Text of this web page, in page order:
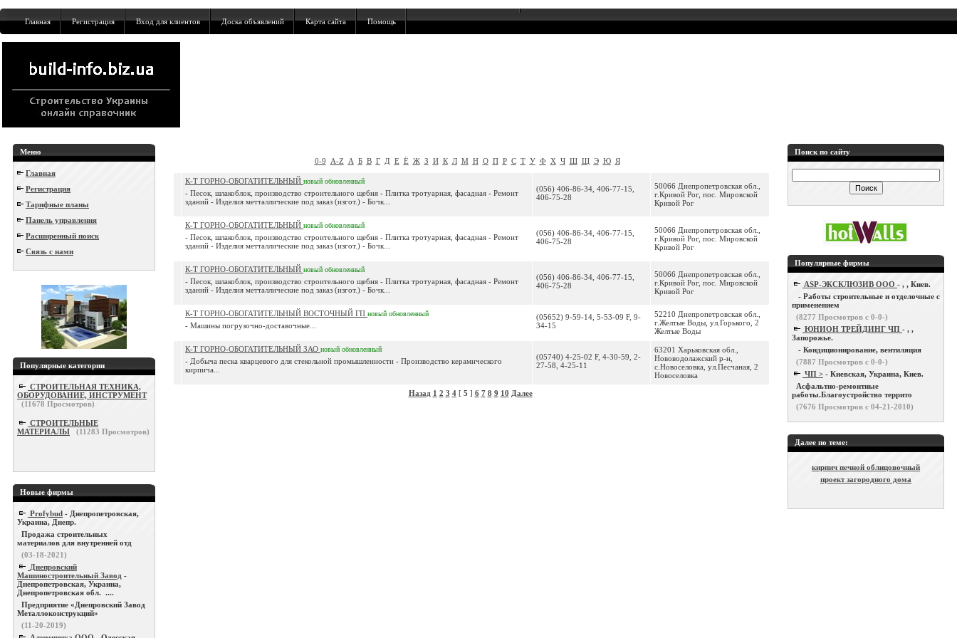
Главная Регистрация Вход для клиентов Доска объявлений Карта сайта Помощь
Меню
Главная
Регистрация
Тарифные планы
Панель управления
Расширенный поиск
Связь с нами
Популярные категории
СТРОИТЕЛЬНАЯ ТЕХНИКА,
ОБОРУДОВАНИЕ, ИНСТРУМЕНТ
(11678 Просмотров)
СТРОИТЕЛЬНЫЕ
МАТЕРИАЛЫ
(11283 Просмотров)
Новые фирмы
Profybud - Днепропетровская,
Украина, Днепр.
Продажа строительных
материалов для внутренней отд
(03-18-2021)
Днепровский
Машиностроительный Завод -
Днепропетровская, Украина,
Днепропетровская обл. ....
Предприятие «Днепровский Завод
Металлоконструкций»
(11-20-2019)
0-9 A-Z А Б В Г Д Е Ё Ж З И К Л М Н О П Р С Т У Ф Х Ч Ш Щ Э Ю Я
К-Т ГОРНО-ОБОГАТИТЕЛЬНЫЙ новый обновленный
- Песок, шлакоблок, производство строительного щебня - Плитка тротуарная, фасадная - Ремонт
зданий - Изделия метталлические под заказ (изгот.) - Бочк...
(056) 406-86-34, 406-77-15,
406-75-28
50066 Днепропетровская обл.,
г.Кривой Рог, пос. Мировской
Кривой Рог
К-Т ГОРНО-ОБОГАТИТЕЛЬНЫЙ новый обновленный
- Песок, шлакоблок, производство строительного щебня - Плитка тротуарная, фасадная - Ремонт
зданий - Изделия метталлические под заказ (изгот.) - Бочк...
(056) 406-86-34, 406-77-15,
406-75-28
50066 Днепропетровская обл.,
г.Кривой Рог, пос. Мировской
Кривой Рог
К-Т ГОРНО-ОБОГАТИТЕЛЬНЫЙ новый обновленный
- Песок, шлакоблок, производство строительного щебня - Плитка тротуарная, фасадная - Ремонт
зданий - Изделия метталлические под заказ (изгот.) - Бочк...
(056) 406-86-34, 406-77-15,
406-75-28
50066 Днепропетровская обл.,
г.Кривой Рог, пос. Мировской
Кривой Рог
К-Т ГОРНО-ОБОГАТИТЕЛЬНЫЙ ВОСТОЧНЫЙ ГП новый обновленный
- Машины погрузочно-доставочные...
(05652) 9-59-14, 5-53-09 F, 9-
34-15
52210 Днепропетровская обл.,
г.Желтые Воды, ул.Горького, 2
Желтые Воды
К-Т ГОРНО-ОБОГАТИТЕЛЬНЫЙ ЗАО новый обновленный
- Добыча песка кварцевого для стекольной промышленности - Производство керамического
кирпича...
(05740) 4-25-02 F, 4-30-59, 2-
27-58, 4-25-11
63201 Харьковская обл.,
Нововодолажский р-н,
с.Новоселовка, ул.Песчаная, 2
Новоселовка
Назад 1 2 3 4[ 5 ] 6 7 8 9 10 Далее
Поиск по сайту
Популярные фирмы
ASP-ЭКСКЛЮЗИВ ООО - , , Киев.
- Работы строительные и отделочные с
применением
(8277 Просмотров с 0-0-)
ЮНИОН ТРЕЙДИНГ ЧП - , ,
Запорожье.
- Кондиционирование, вентиляция
(7887 Просмотров с 0-0-)
ЧП > - Киевская, Украина, Киев.
Асфальтно-ремонтные
работы.Благоустройство террито
(7676 Просмотров с 04-21-2010)
Далее по теме:
кирпич печной облицовочный
проект загородного дома